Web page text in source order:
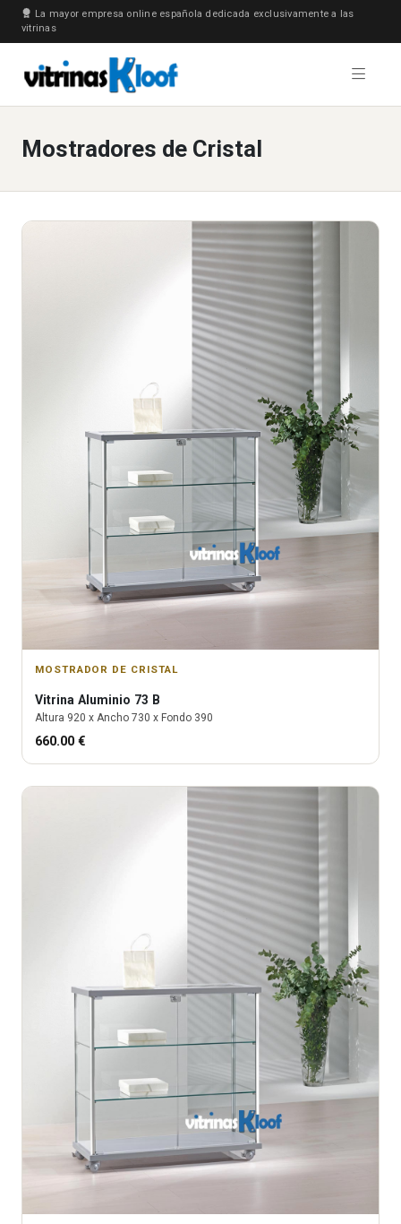
La mayor empresa online española dedicada exclusivamente a las
vitrinas
Mostradores de Cristal
MOSTRADOR DE CRISTAL
Vitrina Aluminio 73 B
Altura 920 x Ancho 730 x Fondo 390
660.00 €